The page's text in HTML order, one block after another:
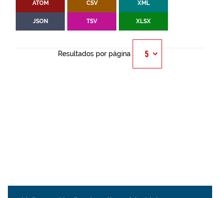
ATOM CSV XML
JSON TSV XLSX
Resultados por página